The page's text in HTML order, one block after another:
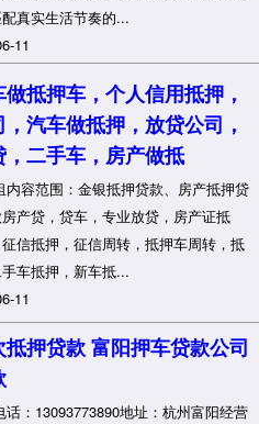
真实生活节奏的...
11
抵押车，个人信用抵押，
汽车做抵押，放贷公司，
二手车，房产做抵
内容范围：金银抵押贷款、房产抵押贷
产贷，贷车，专业放贷，房产证抵
信抵押，征信周转，抵押车周转，抵
车抵押，新车抵...
11
押贷款 富阳押车贷款公司
：13093773890地址：杭州富阳经营